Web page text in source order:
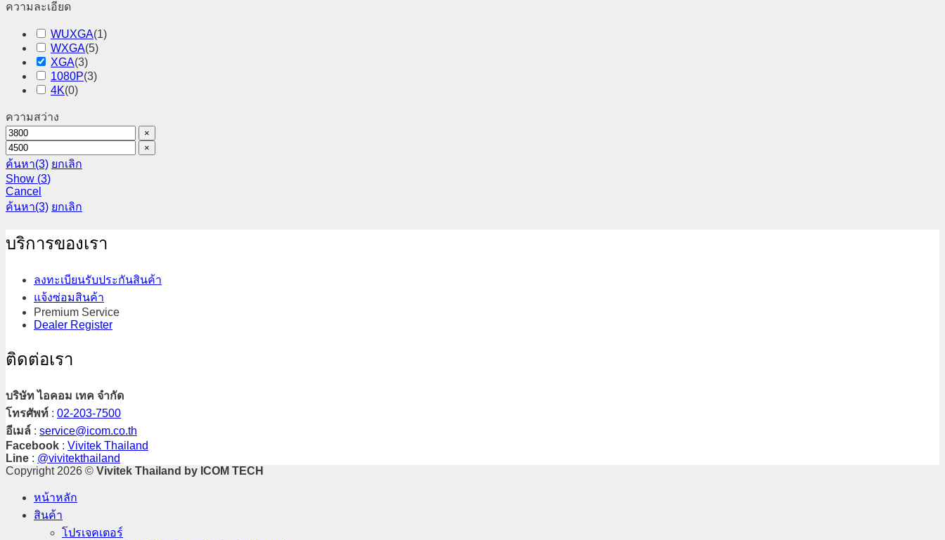
ความละเอียด
WUXGA(1)
WXGA(5)
XGA(3)
1080P(3)
4K(0)
ความสว่าง
×
×
ค้นหา(3) ยกเลิก
Show (3)
Cancel
ค้นหา(3) ยกเลิก
บริการของเรา
ลงทะเบียนรับประกันสินค้า
แจ้งซ่อมสินค้า
Premium Service
Dealer Register
ติดต่อเรา
บริษัท ไอคอม เทค จำกัด
โทรศัพท์ : 02-203-7500
อีเมล์ : service@icom.co.th
Facebook : Vivitek Thailand
Line : @vivitekthailand
Copyright 2026 © Vivitek Thailand by ICOM TECH
หน้าหลัก
สินค้า
โปรเจคเตอร์​